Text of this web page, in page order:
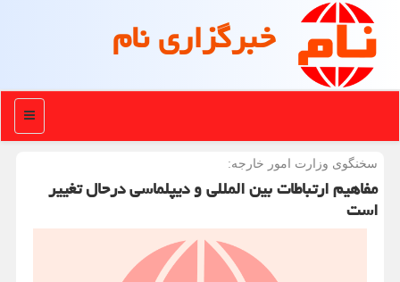
خبرگزاری نام
منو
سخنگوی وزارت امور خارجه:
مفاهیم ارتباطات بین المللی و دیپلماسی درحال تغییر
است